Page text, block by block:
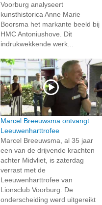
Voorburg analyseert
kunsthistorica Anne Marie
Boorsma het markante beeld bij
HMC Antoniushove. Dit
indrukwekkende werk...
Marcel Breeuwsma ontvangt
Leeuwenharttrofee
Marcel Breeuwsma, al 35 jaar
een van de drijvende krachten
achter Midvliet, is zaterdag
verrast met de
Leeuwenharttrofee van
Lionsclub Voorburg. De
onderscheiding werd uitgereikt